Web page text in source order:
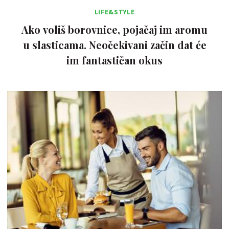
LIFE&STYLE
Ako voliš borovnice, pojačaj im aromu
u slasticama. Neočekivani začin dat će
im fantastičan okus